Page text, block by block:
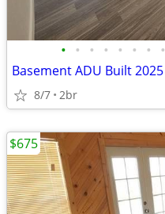
• • • • • • • •
Basement ADU Built 2025
8/7 2br
$675